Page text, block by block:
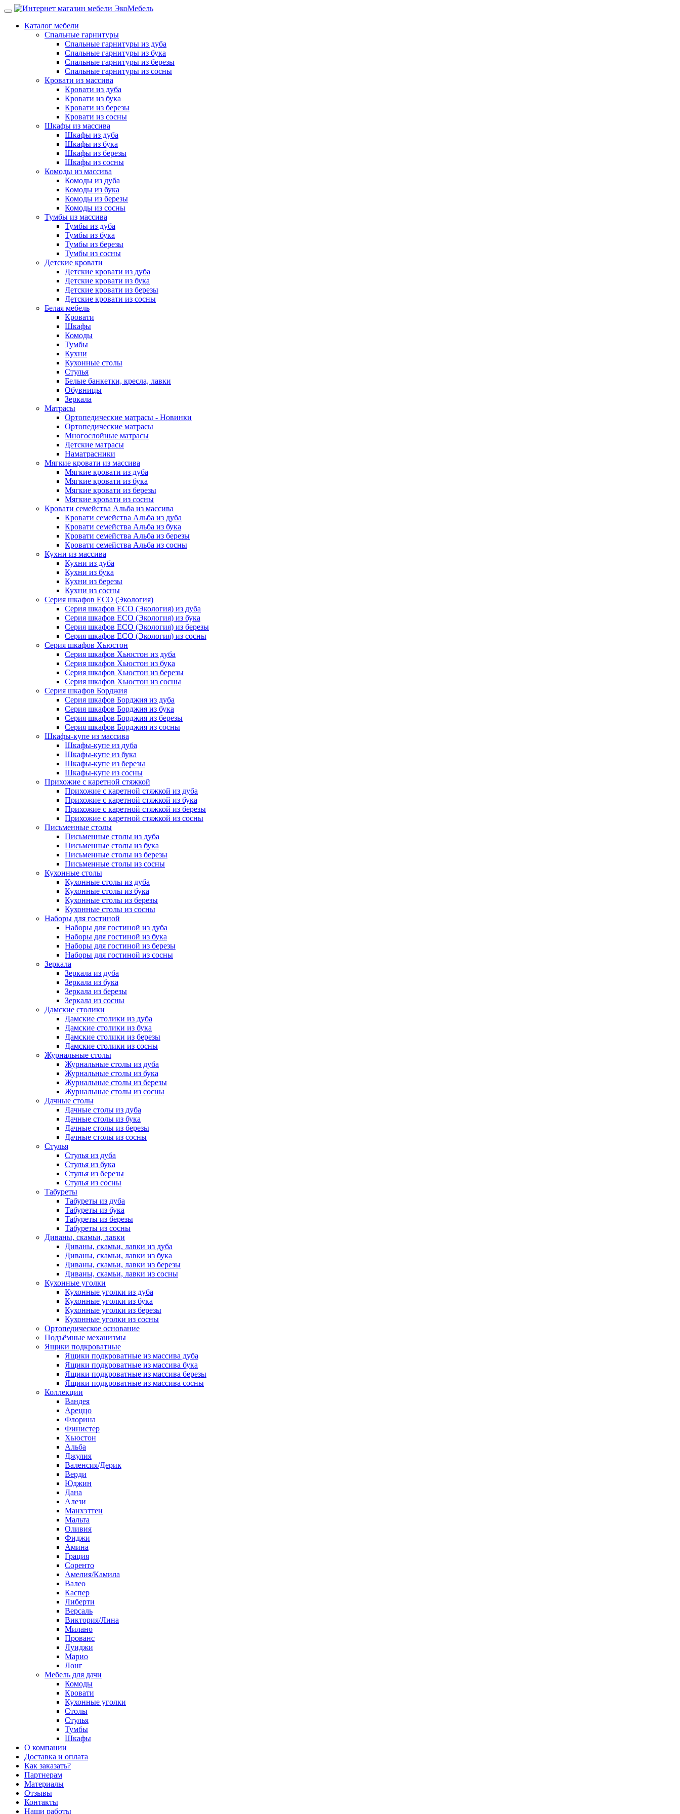
Каталог мебели
Спальные гарнитуры
Спальные гарнитуры из дуба
Спальные гарнитуры из бука
Спальные гарнитуры из березы
Спальные гарнитуры из сосны
Кровати из массива
Кровати из дуба
Кровати из бука
Кровати из березы
Кровати из сосны
Шкафы из массива
Шкафы из дуба
Шкафы из бука
Шкафы из березы
Шкафы из сосны
Комоды из массива
Комоды из дуба
Комоды из бука
Комоды из березы
Комоды из сосны
Тумбы из массива
Тумбы из дуба
Тумбы из бука
Тумбы из березы
Тумбы из сосны
Детские кровати
Детские кровати из дуба
Детские кровати из бука
Детские кровати из березы
Детские кровати из сосны
Белая мебель
Кровати
Шкафы
Комоды
Тумбы
Кухни
Кухонные столы
Стулья
Белые банкетки, кресла, лавки
Обувницы
Зеркала
Матрасы
Ортопедические матрасы - Новинки
Ортопедические матрасы
Многослойные матрасы
Детские матрасы
Наматрасники
Мягкие кровати из массива
Мягкие кровати из дуба
Мягкие кровати из бука
Мягкие кровати из березы
Мягкие кровати из сосны
Кровати семейства Альба из массива
Кровати семейства Альба из дуба
Кровати семейства Альба из бука
Кровати семейства Альба из березы
Кровати семейства Альба из сосны
Кухни из массива
Кухни из дуба
Кухни из бука
Кухни из березы
Кухни из сосны
Серия шкафов ECO (Экология)
Серия шкафов ECO (Экология) из дуба
Серия шкафов ECO (Экология) из бука
Серия шкафов ECO (Экология) из березы
Серия шкафов ECO (Экология) из сосны
Серия шкафов Хьюстон
Серия шкафов Хьюстон из дуба
Серия шкафов Хьюстон из бука
Серия шкафов Хьюстон из березы
Серия шкафов Хьюстон из сосны
Серия шкафов Борджия
Серия шкафов Борджия из дуба
Серия шкафов Борджия из бука
Серия шкафов Борджия из березы
Серия шкафов Борджия из сосны
Шкафы-купе из массива
Шкафы-купе из дуба
Шкафы-купе из бука
Шкафы-купе из березы
Шкафы-купе из сосны
Прихожие с каретной стяжкой
Прихожие с каретной стяжкой из дуба
Прихожие с каретной стяжкой из бука
Прихожие с каретной стяжкой из березы
Прихожие с каретной стяжкой из сосны
Письменные столы
Письменные столы из дуба
Письменные столы из бука
Письменные столы из березы
Письменные столы из сосны
Кухонные столы
Кухонные столы из дуба
Кухонные столы из бука
Кухонные столы из березы
Кухонные столы из сосны
Наборы для гостиной
Наборы для гостиной из дуба
Наборы для гостиной из бука
Наборы для гостиной из березы
Наборы для гостиной из сосны
Зеркала
Зеркала из дуба
Зеркала из бука
Зеркала из березы
Зеркала из сосны
Дамские столики
Дамские столики из дуба
Дамские столики из бука
Дамские столики из березы
Дамские столики из сосны
Журнальные столы
Журнальные столы из дуба
Журнальные столы из бука
Журнальные столы из березы
Журнальные столы из сосны
Дачные столы
Дачные столы из дуба
Дачные столы из бука
Дачные столы из березы
Дачные столы из сосны
Стулья
Стулья из дуба
Стулья из бука
Стулья из березы
Стулья из сосны
Табуреты
Табуреты из дуба
Табуреты из бука
Табуреты из березы
Табуреты из сосны
Диваны, скамьи, лавки
Диваны, скамьи, лавки из дуба
Диваны, скамьи, лавки из бука
Диваны, скамьи, лавки из березы
Диваны, скамьи, лавки из сосны
Кухонные уголки
Кухонные уголки из дуба
Кухонные уголки из бука
Кухонные уголки из березы
Кухонные уголки из сосны
Ортопедическое основание
Подъёмные механизмы
Ящики подкроватные
Ящики подкроватные из массива дуба
Ящики подкроватные из массива бука
Ящики подкроватные из массива березы
Ящики подкроватные из массива сосны
Коллекции
Вандея
Ареццо
Флорина
Финистер
Хьюстон
Альба
Джулия
Валенсия/Дерик
Верди
Юджин
Дана
Алези
Манхэттен
Мальта
Оливия
Фиджи
Амина
Грация
Соренто
Амелия/Камила
Валео
Каспер
Либерти
Версаль
Виктория/Лина
Милано
Прованс
Луиджи
Марио
Лонг
Мебель для дачи
Комоды
Кровати
Кухонные уголки
Столы
Стулья
Тумбы
Шкафы
О компании
Доставка и оплата
Как заказать?
Партнерам
Материалы
Отзывы
Контакты
Наши работы